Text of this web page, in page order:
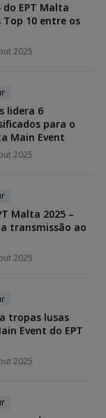
EPT Malta
Top 10 entre os
2025
lidera 6
para o
Main Event
2025
Malta 2025 –
transmissão ao
2025
tropas lusas
Event do EPT
2025